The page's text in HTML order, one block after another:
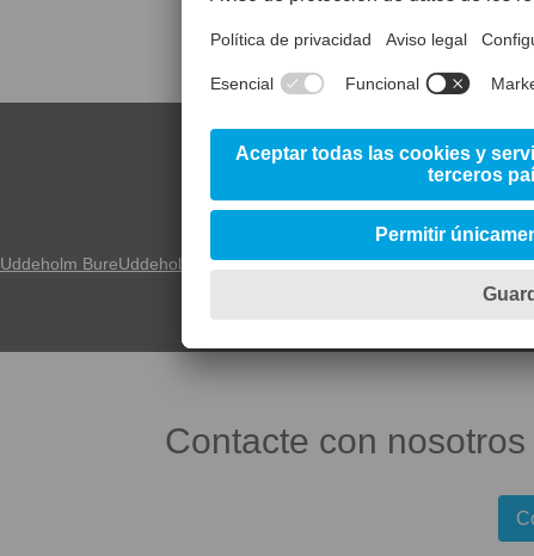
TODO ACERO
Uddeholm BureUddeholm Bure HTUddeholm FormaxUddeholm
Contacte con